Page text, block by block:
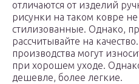
отличаются от изделий
рисунки на таком ковре
стилизованные. Однако,
рассчитывайте на
производства могут
при хорошем уходе.
дешевле, более легкие.